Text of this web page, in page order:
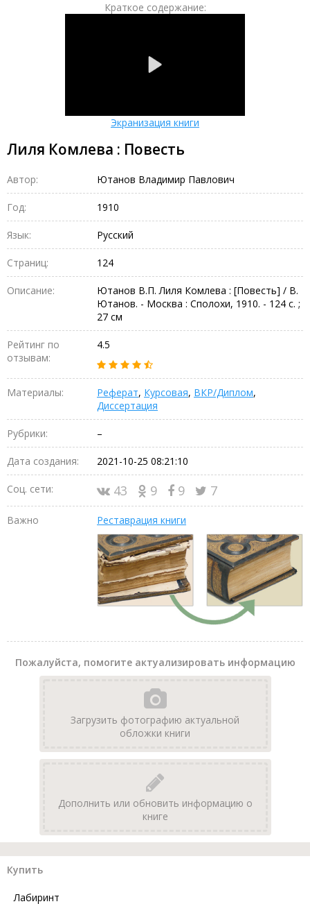
Краткое содержание:
Экранизация книги
Лиля Комлева : Повесть
Автор: Ютанов Владимир Павлович
Год: 1910
Язык: Русский
Страниц: 124
Описание:
Ютанов В.П. Лиля Комлева : [Повесть] / В.
Ютанов. - Москва : Сполохи, 1910. - 124 с. ;
27 см
Рейтинг по
отзывам:
4.5
Материалы: Реферат, Курсовая, ВКР/Диплом,
Диссертация
Рубрики: –
Дата создания: 2021-10-25 08:21:10
Соц. сети: 43 9 9 7
Важно Реставрация книги
Пожалуйста, помогите актуализировать информацию
Загрузить фотографию актуальной
обложки книги
Дополнить или обновить информацию о
книге
Купить
Лабиринт